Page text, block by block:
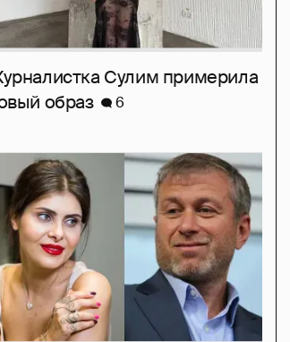
Сулим примерила
образ
6